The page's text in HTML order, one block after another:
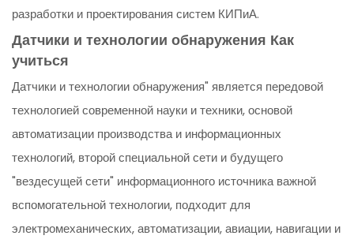
разработки и проектирования систем КИПиА.
Датчики и технологии обнаружения Как
учиться
Датчики и технологии обнаружения" является передовой
технологией современной науки и техники, основой
автоматизации производства и информационных
технологий, второй специальной сети и будущего
"вездесущей сети" информационного источника важной
вспомогательной технологии, подходит для
электромеханических, автоматизации, авиации, навигации и